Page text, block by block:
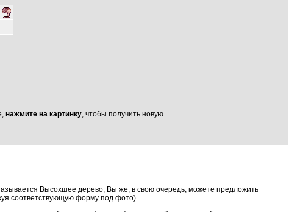
нажмите на картинку, чтобы получить новую.
Высохшее дерево; Вы же, в свою очередь, можете предложить
соответствующую форму под фото).